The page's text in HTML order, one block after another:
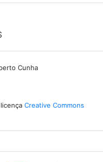
Cunha
Creative Commons